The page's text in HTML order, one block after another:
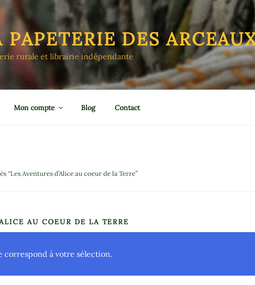
PAPETERIE DES
rurale et librairie indépendante
Mon compte Blog Contact
“Les Aventures d’Alice au coeur de la Terre”
AU COEUR DE LA TERRE
correspond à votre sélection.